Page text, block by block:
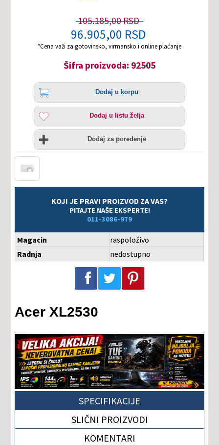
105.185,00 RSD
96.905,00 RSD
*Cena važi za gotovinsko, virmansko i online plaćanje
Šifra proizvoda: 92505
Količina
Dodaj
korpu
Dodaj u korpu
Dodaj
listu
želja
Dodaj u listu želja
Uporedi
Dodaj za poređenje
KOJI JE PRAVI PROIZVOD ZA VAS?
PITAJTE NAŠE EKSPERTE!
011-3086-979
Magacin
raspoloživo
Radnja
nedostupno
Podeli na Facebook-u Podeli na Twitter-u Podeli na Pinterest-u
Acer XL2530
SPECIFIKACIJE
SLIČNI PROIZVODI
KOMENTARI